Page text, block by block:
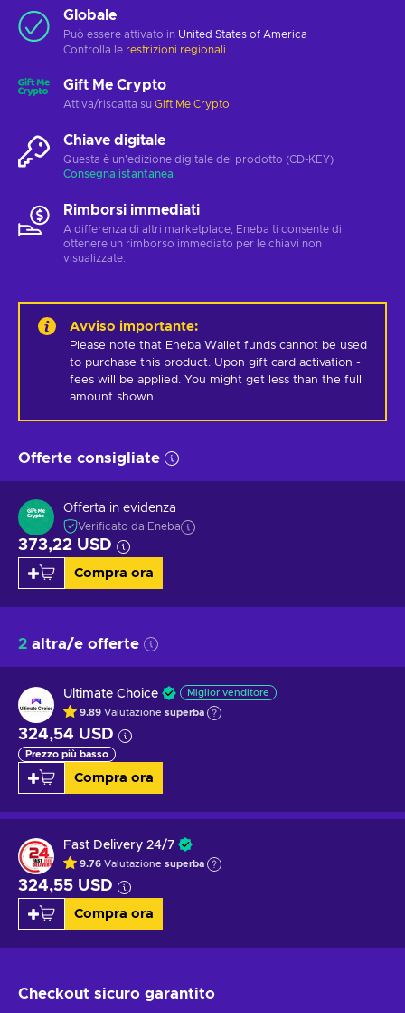
Globale
Può essere attivato in United States of America
Controlla le restrizioni regionali
Gift Me Crypto
Attiva/riscatta su Gift Me Crypto
Chiave digitale
Questa è un'edizione digitale del prodotto (CD-KEY)
Consegna istantanea
Rimborsi immediati
A differenza di altri marketplace, Eneba ti consente di
ottenere un rimborso immediato per le chiavi non
visualizzate.
Avviso importante:
Please note that Eneba Wallet funds cannot be used
to purchase this product. Upon gift card activation -
fees will be applied. You might get less than the full
amount shown.
Offerte consigliate
Offerta in evidenza
Verificato da Eneba
373,22 USD
Compra ora
2 altra/e offerte
Ultimate Choice Miglior venditore
9.89 Valutazione superba
324,54 USD
Prezzo più basso
Compra ora
Fast Delivery 24/7
9.76 Valutazione superba
324,55 USD
Compra ora
Checkout sicuro garantito